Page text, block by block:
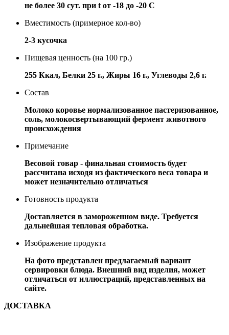
не более 30 сут. при t от -18 до -20 С
Вместимость (примерное кол-во)
2-3 кусочка
Пищевая ценность (на 100 гр.)
255 Ккал, Белки 25 г., Жиры 16 г., Углеводы 2,6 г.
Состав
Молоко коровье нормализованное пастеризованное,
соль, молокосвертывающий фермент животного
происхождения
Примечание
Весовой товар - финальная стоимость будет
рассчитана исходя из фактического веса товара и
может незначительно отличаться
Готовность продукта
Доставляется в замороженном виде. Требуется
дальнейшая тепловая обработка.
Изображение продукта
На фото представлен предлагаемый вариант
сервировки блюда. Внешний вид изделия, может
отличаться от иллюстраций, представленных на
сайте.
ДОСТАВКА